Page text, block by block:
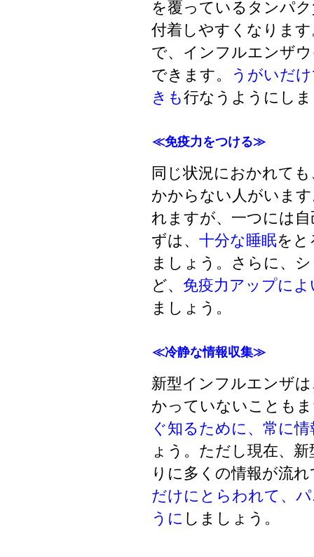
を覆っているタンパ
付着しやすくなりま
で、インフルエンザ
できます。
うがいだ
きも行なうようにし
≪免疫力をつける≫
同じ状況におかれて
かからない人がいま
れますが、一つには
ずは、 十分な睡眠をと
ましょう。さらに、
ど、 免疫力アップに
ましょう。
≪冷静な情報収集≫
新型インフルエンザ
かっていないことも
ぐ知るために、常に
ょう。ただし現在、
りに多くの情報が流
だけにとらわれて、
うに しましょう。